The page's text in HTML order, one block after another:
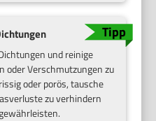
und reinige
oder Verschmutzungen zu
oder porös, tausche
zu verhindern